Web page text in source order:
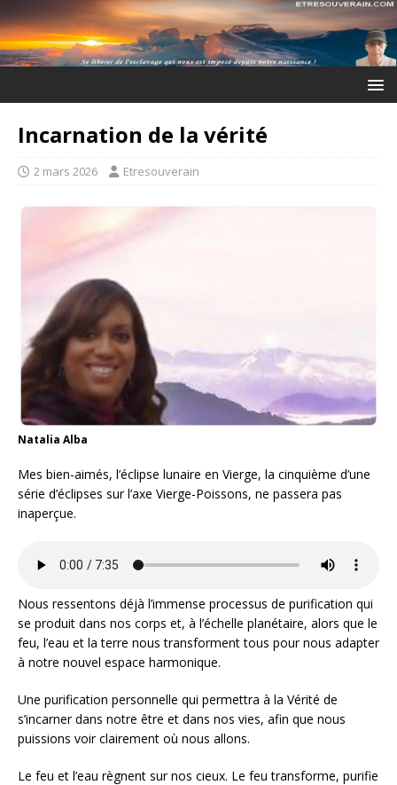
Incarnation de la vérité
2 mars 2026 Etresouverain
Natalia Alba
Mes bien-aimés, l’éclipse lunaire en Vierge, la cinquième d’une
série d’éclipses sur l’axe Vierge-Poissons, ne passera pas
inaperçue.
Nous ressentons déjà l’immense processus de purification qui
se produit dans nos corps et, à l’échelle planétaire, alors que le
feu, l’eau et la terre nous transforment tous pour nous adapter
à notre nouvel espace harmonique.
Une purification personnelle qui permettra à la Vérité de
s’incarner dans notre être et dans nos vies, afin que nous
puissions voir clairement où nous allons.
Le feu et l’eau règnent sur nos cieux. Le feu transforme, purifie